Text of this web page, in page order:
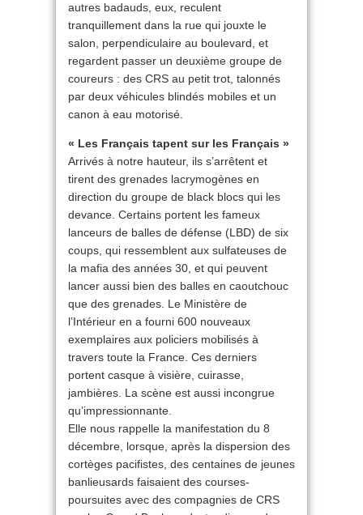
autres badauds, eux, reculent
tranquillement dans la rue qui jouxte le
salon, perpendiculaire au boulevard, et
regardent passer un deuxième groupe de
coureurs : des CRS au petit trot, talonnés
par deux véhicules blindés mobiles et un
canon à eau motorisé.
« Les Français tapent sur les Français »
Arrivés à notre hauteur, ils s’arrêtent et
tirent des grenades lacrymogènes en
direction du groupe de black blocs qui les
devance. Certains portent les fameux
lanceurs de balles de défense (LBD) de six
coups, qui ressemblent aux sulfateuses de
la mafia des années 30, et qui peuvent
lancer aussi bien des balles en caoutchouc
que des grenades. Le Ministère de
l’Intérieur en a fourni 600 nouveaux
exemplaires aux policiers mobilisés à
travers toute la France. Ces derniers
portent casque à visière, cuirasse,
jambières. La scène est aussi incongrue
qu’impressionnante.
Elle nous rappelle la manifestation du 8
décembre, lorsque, après la dispersion des
cortèges pacifistes, des centaines de jeunes
banlieusards faisaient des courses-
poursuites avec des compagnies de CRS